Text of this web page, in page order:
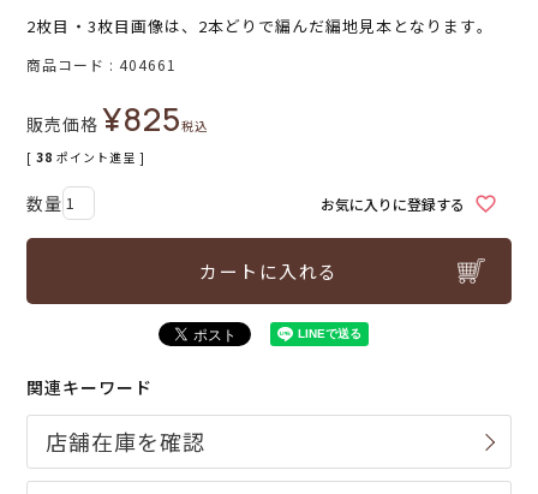
2枚目・3枚目画像は、2本どりで編んだ編地見本となります。
商品コード 404661
販売価格 ¥825税込
[ 38 ポイント進呈 ]
お気に入りに登録する
カートに入れる
関連キーワード